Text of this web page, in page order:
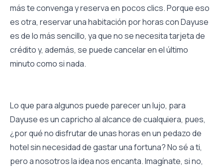
más te convenga y reserva en pocos clics. Porque eso
es otra, reservar una habitación por horas con Dayuse
es de lo más sencillo, ya que no se necesita tarjeta de
crédito y, además, se puede cancelar en el último
minuto como si nada.
Lo que para algunos puede parecer un lujo, para
Dayuse es un capricho al alcance de cualquiera, pues,
¿por qué no disfrutar de unas horas en un pedazo de
hotel sin necesidad de gastar una fortuna? No sé a ti,
pero a nosotros la idea nos encanta. Imagínate, si no,